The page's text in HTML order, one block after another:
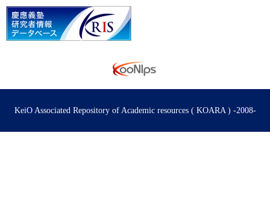
KeiO Associated Repository of Academic resources ( KOARA ) -2008-